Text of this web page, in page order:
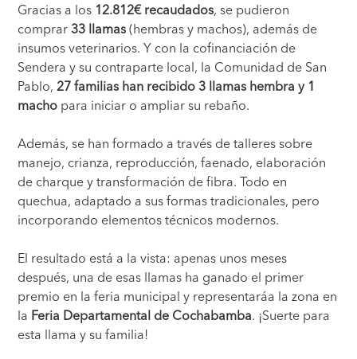
Gracias a los 12.812€ recaudados, se pudieron
comprar33 llamas (hembras y machos), además de
insumos veterinarios. Y con la cofinanciación de
Sendera y su contraparte local, la Comunidad de San
Pablo,27 familias han recibido 3 llamas hembra y 1
macho para iniciar o ampliar su rebaño.
Además, se han formado a través de talleres sobre
manejo, crianza, reproducción, faenado, elaboración
de charque y transformación de fibra. Todo en
quechua, adaptado a sus formas tradicionales, pero
incorporando elementos técnicos modernos.
El resultado está a la vista: apenas unos meses
después, una de esas llamas ha ganado el primer
premio en la feria municipal y representaráa la zona en
la Feria Departamental de Cochabamba. ¡Suerte para
esta llama y su familia!